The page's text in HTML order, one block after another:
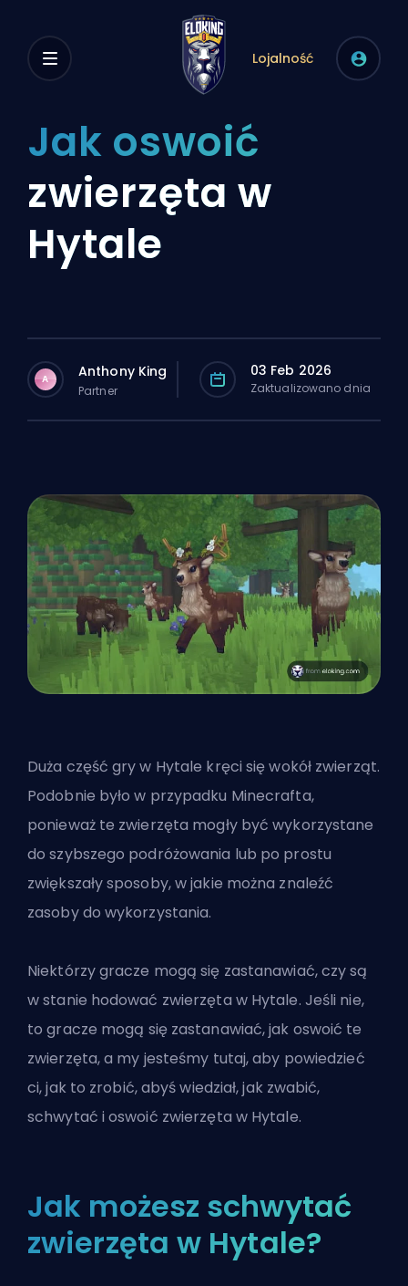
Lojalność
Jak oswoić
zwierzęta w
Hytale
A Anthony King
Partner
03 Feb 2026
Zaktualizowano dnia
Duża część gry w Hytale kręci się wokół zwierząt.
Podobnie było w przypadku Minecrafta,
ponieważ te zwierzęta mogły być wykorzystane
do szybszego podróżowania lub po prostu
zwiększały sposoby, w jakie można znaleźć
zasoby do wykorzystania.
Niektórzy gracze mogą się zastanawiać, czy są
w stanie hodować zwierzęta w Hytale. Jeśli nie,
to gracze mogą się zastanawiać, jak oswoić te
zwierzęta, a my jesteśmy tutaj, aby powiedzieć
ci, jak to zrobić, abyś wiedział, jak zwabić,
schwytać i oswoić zwierzęta w Hytale.
Jak możesz schwytać
zwierzęta w Hytale?